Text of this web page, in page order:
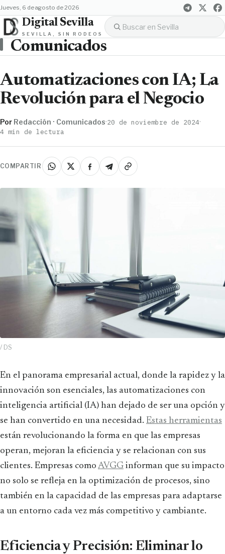
jueves, 6 de agosto de 2026
Digital Sevilla
SEVILLA, SIN RODEOS
Comunicados
Automatizaciones con IA; La
Revolución para el Negocio
Por Redacción · Comunicados·20 de noviembre de 2024·
4 min de lectura
COMPARTIR
/ DS
En el panorama empresarial actual, donde la rapidez y la
innovación son esenciales, las automatizaciones con
inteligencia artificial (IA) han dejado de ser una opción y
se han convertido en una necesidad. Estas herramientas
están revolucionando la forma en que las empresas
operan, mejoran la eficiencia y se relacionan con sus
clientes. Empresas como AVGG informan que su impacto
no solo se refleja en la optimización de procesos, sino
también en la capacidad de las empresas para adaptarse
a un entorno cada vez más competitivo y cambiante.
Eficiencia y Precisión: Eliminar lo